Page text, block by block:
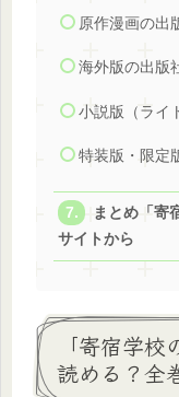
原作漫画の出
海外版の出版
小説版（ライ
特装版・限定
まとめ「寄
サイトから
「寄宿学
読める？全